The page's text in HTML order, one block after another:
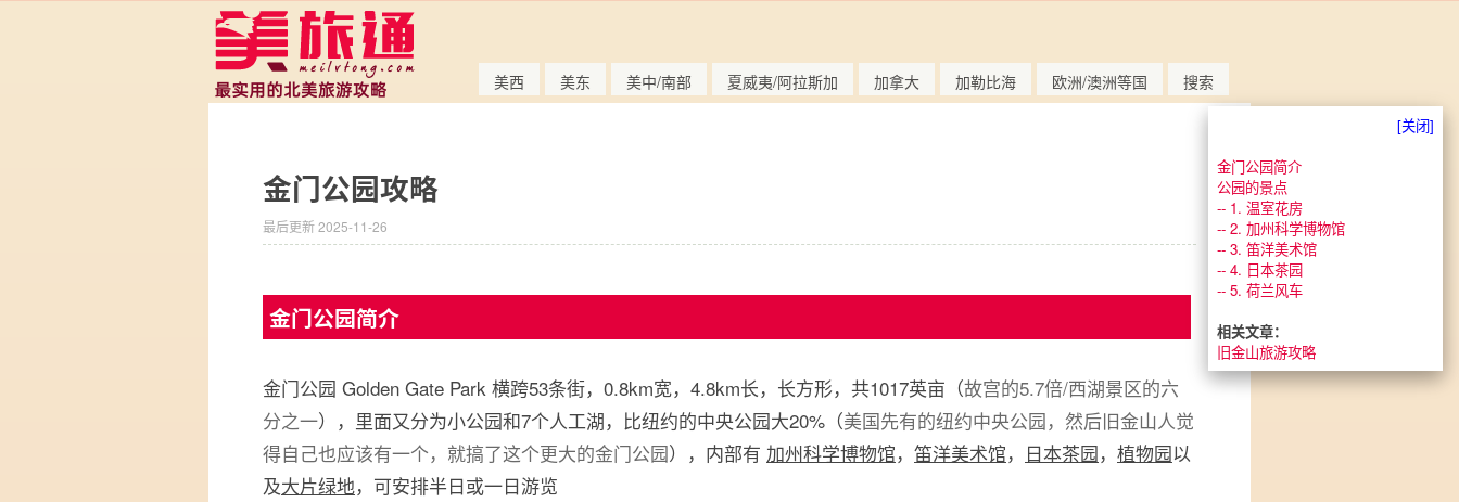
美西 美东 美中/南部 夏威夷/阿拉斯加 加拿大 加勒比海 欧洲/澳洲等国 搜索
金门公园攻略
最后更新 2025-11-26
金门公园简介
金门公园 Golden Gate Park 横跨53条街，0.8km宽，4.8km长，长方形，共1017英亩（故宫的5.7倍/西湖景区的六
分之一），里面又分为小公园和7个人工湖，比纽约的中央公园大20%（美国先有的纽约中央公园，然后旧金山人觉
得自己也应该有一个，就搞了这个更大的金门公园），内部有 加州科学博物馆， 笛洋美术馆， 日本茶园， 植物园以
及大片绿地，可安排半日或一日游览
[关闭]
金门公园简介
公园的景点
-- 1. 温室花房
-- 2. 加州科学博物馆
-- 3. 笛洋美术馆
-- 4. 日本茶园
-- 5. 荷兰风车
相关文章：
旧金山旅游攻略